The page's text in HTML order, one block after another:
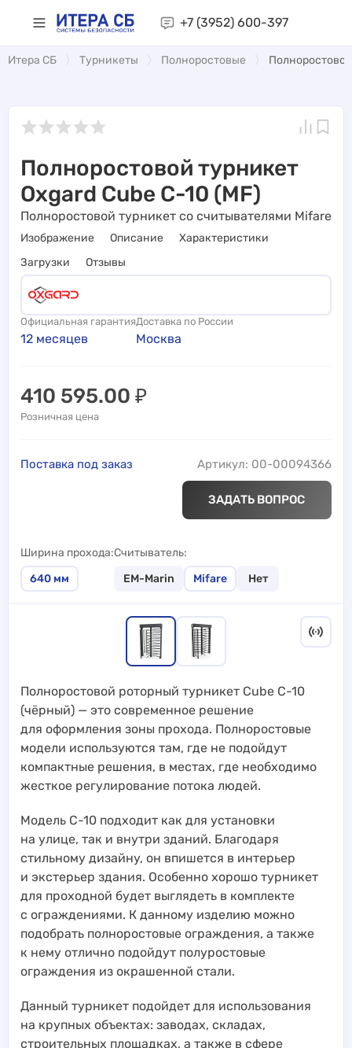
+7 (3952) 600-397
Итера СБ Турникеты Полноростовые
Полноростовой турникет
Oxgard Cube C-10 (MF)
Полноростовой турникет со считывателями Mifare
Изображение Описание
Характеристики
Загрузки
Отзывы
Официальная гарантия
12 месяцев
Доставка по России
Москва
410 595.00 ₽
Розничная цена
Поставка под заказ Артикул: 00-00094366
ЗАДАТЬ ВОПРОС
Ширина прохода
640 мм
Считыватель
EM-Marin
Mifare Нет
Полноростовой роторный турникет Cube C-10
(чёрный) — это современное решение
для оформления зоны прохода. Полноростовые
модели используются там, где не подойдут
компактные решения, в местах, где необходимо
жесткое регулирование потока людей.
Модель С-10 подходит как для установки
на улице, так и внутри зданий. Благодаря
стильному дизайну, он впишется в интерьер
и экстерьер здания. Особенно хорошо турникет
для проходной будет выглядеть в комплекте
с ограждениями. К данному изделию можно
подобрать полноростовые ограждения, а также
к нему отлично подойдут полуростовые
ограждения из окрашенной стали.
Данный турникет подойдет для использования
на крупных объектах: заводах, складах,
строительных площадках, а также в сфере